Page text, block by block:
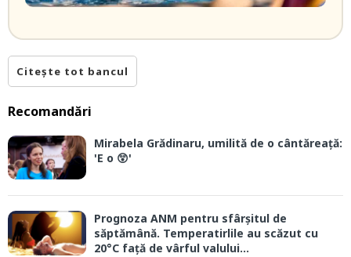
Citește tot bancul
Recomandări
Mirabela Grădinaru, umilită de o cântăreață:
'E o 😲'
Prognoza ANM pentru sfârșitul de
săptămână. Temperatirlile au scăzut cu
20°C față de vârful valului...